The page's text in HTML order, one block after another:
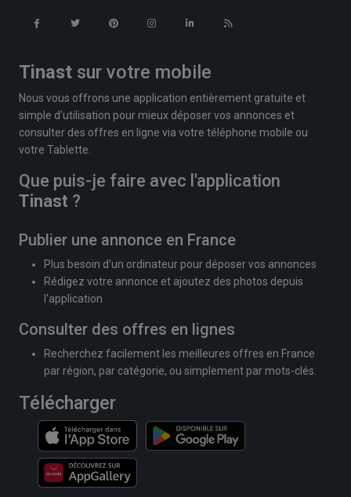
Tinast sur votre mobile
Nous vous offrons une application entièrement gratuite et
simple d'utilisation pour mieux déposer vos annonces et
consulter des offres en ligne via votre téléphone mobile ou
votre Tablette.
Que puis-je faire avec l'application
Tinast ?
Publier une annonce en France
Plus besoin d'un ordinateur pour déposer vos annonces
Rédigez votre annonce et ajoutez des photos depuis
l'application
Consulter des offres en lignes
Recherchez facilement les meilleures offres en France
par région, par catégorie, ou simplement par mots-clés.
Télécharger